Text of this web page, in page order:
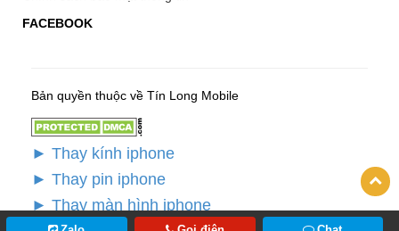
FACEBOOK
Bản quyền thuộc về Tín Long Mobile
► Thay kính iphone
► Thay pin iphone
► Thay màn hình iphone